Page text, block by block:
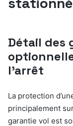
Détail des
l’arrêt
La protection
principalement
garantie vol est